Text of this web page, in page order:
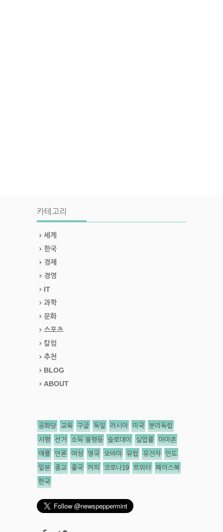
카테고리
세계
한국
경제
경영
IT
과학
문화
스포츠
칼럼
추천
BLOG
ABOUT
공화당 교육 구글 독일 러시아 미국 분리독립
서평 선거 소득 불평등 슬로데이 실업률 아마존
애플 언론 여성 영국 오바마 유럽 유전자 인도
일본 종교 중국 커피 코로나19 트위터 페이스북
한국